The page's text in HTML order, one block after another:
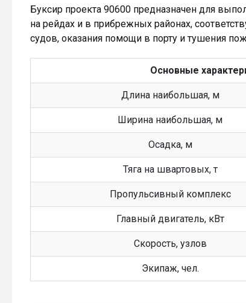
Буксир проекта 90600 предназначен для
на рейдах и в прибрежных районах,
судов, оказания помощи в порту и тушения
Основные
Длина наибольшая, м
Ширина наибольшая, м
Осадка, м
Тяга на швартовых, т
Пропульсивный комплекс
Главный двигатель, кВт
Скорость, узлов
Экипаж, чел.